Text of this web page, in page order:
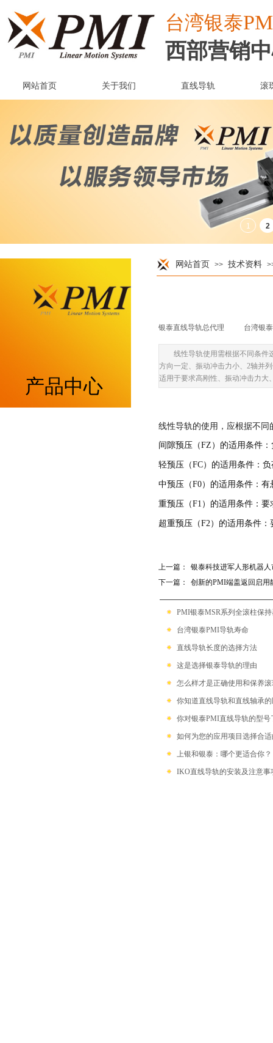
台湾银泰
西部营销
网站首页 关于我们 直线导轨 滚
网站首页 >> 技术资料
银泰直线导轨总代理 台湾银
线性导轨使用需根据不同条件
方向一定、振动冲击力小、2轴并
适用于要求高刚性、振动冲击力大
线性导轨的使用，应根据不
间隙预压（FZ）的适用条件
轻预压（FC）的适用条件：
中预压（F0）的适用条件：
重预压（F1）的适用条件：
超重预压（F2）的适用条件
上一篇：
银泰科技进军人形机器
下一篇：
创新的PMI端盖返回启用
产品中心
PMI银泰MSR系列全滚柱保
台湾银泰PMI导轨寿命
直线导轨长度的选择方法
这是选择银泰导轨的理由
怎么样才是正确使用和保养
你知道直线导轨和直线轴承
你对银泰PMI直线导轨的型号
如何为您的应用项目选择合
上银和银泰：哪个更适合你？
IKO直线导轨的安装及注意事